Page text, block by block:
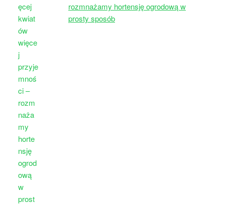
rozmnażamy hortensję ogrodową w
prosty sposób